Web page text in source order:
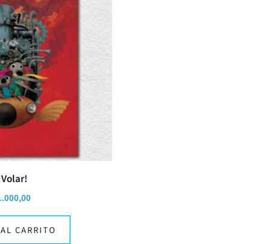
Volar!
CARRITO